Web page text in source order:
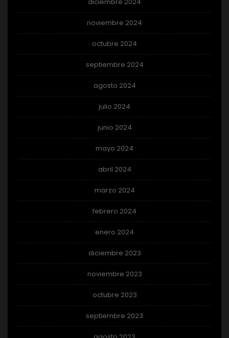
noviembre 2024
octubre 2024
septiembre 2024
agosto 2024
julio 2024
junio 2024
mayo 2024
abril 2024
marzo 2024
febrero 2024
enero 2024
diciembre 2023
noviembre 2023
octubre 2023
septiembre 2023